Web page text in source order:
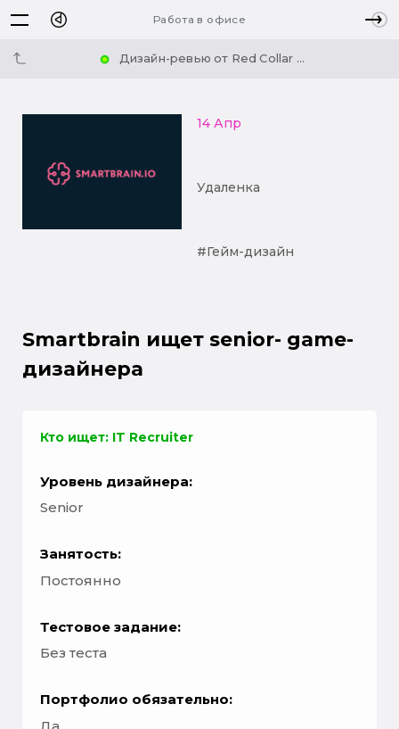
Работа в офисе
Дизайн-ревью от Red Collar ...
14 Апр
Удаленка
#Гейм-дизайн
Smartbrain ищет senior- game-
дизайнера
Кто ищет: IT Recruiter
Уровень дизайнера:
Senior
Занятость:
Постоянно
Тестовое задание:
Без теста
Портфолио обязательно: